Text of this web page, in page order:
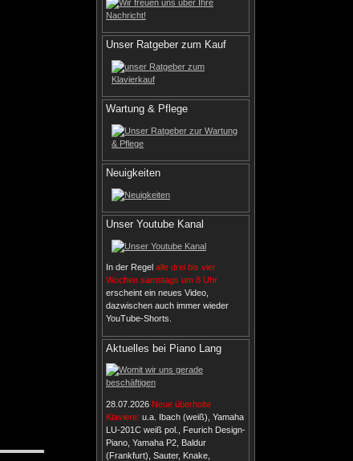
Unser Ratgeber zum Kauf
Wartung & Pflege
Neuigkeiten
Unser Youtube Kanal
In der Regel alle drei bis vier
Wochen samstags um 8 Uhr
erscheint ein neues Video,
dazwischen auch immer wieder
YouTube-Shorts.
Aktuelles bei Piano Lang
28.07.2026 Neue überholte
Klaviere: u.a. Ibach (weiß), Yamaha
LU-201C weiß pol., Feurich Design-
Piano, Yamaha P2, Baldur
(Frankfurt), Sauter, Knake,